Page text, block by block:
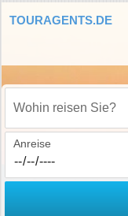
TOURAGENTS.DE
Wohin reisen Sie?
Anreise